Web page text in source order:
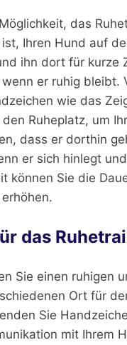
das
Ihren Hund auf
ihn dort für kurze
er ruhig bleibt.
wie das
Ruheplatz, um
dass er dorthin
er sich hinlegt
können Sie die
das
Sie einen ruhigen
Ort für
Sie
mit Ihrem